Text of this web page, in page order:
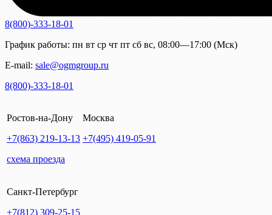
8(800)-333-18-01
График работы: пн вт ср чт пт сб вс, 08:00—17:00 (Мск)
E-mail: sale@ogmgroup.ru
8(800)-333-18-01
Ростов-на-Дону
+7(863) 219-13-13
схема проезда
Москва
+7(495) 419-05-91
Санкт-Петербург
+7(812) 309-25-15